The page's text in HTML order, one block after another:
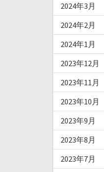
2024年3月
2024年2月
2024年1月
2023年12月
2023年11月
2023年10月
2023年9月
2023年8月
2023年7月